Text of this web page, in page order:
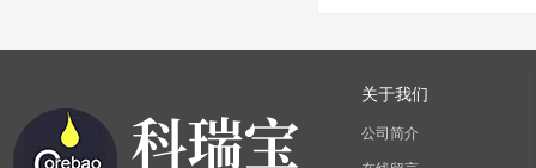
关于我们
公司简介